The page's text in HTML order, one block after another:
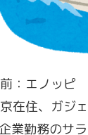
：エノッピ
在住、ガジ
業勤務のサ